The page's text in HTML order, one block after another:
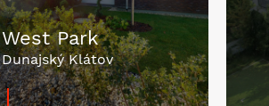
West Park
Dunajský Klátov